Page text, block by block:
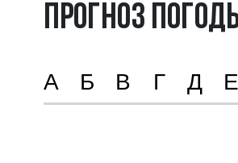
ПРОГНОЗ
А Б В Г Д Е